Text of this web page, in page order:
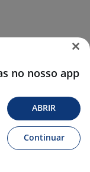
no nosso app
ABRIR
Continuar